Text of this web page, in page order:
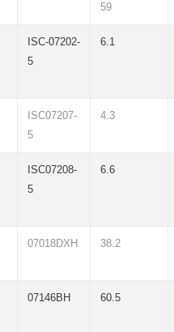
59
ISC-07202-
5
6.1
ISC07207-
5
4.3
ISC07208-
5
6.6
07018DXH 38.2
07146BH 60.5